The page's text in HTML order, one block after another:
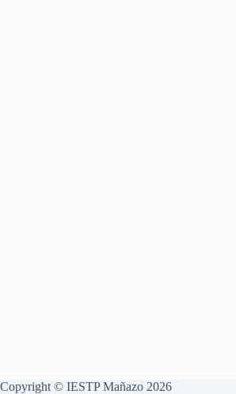
Copyright © IESTP Mañazo 2026